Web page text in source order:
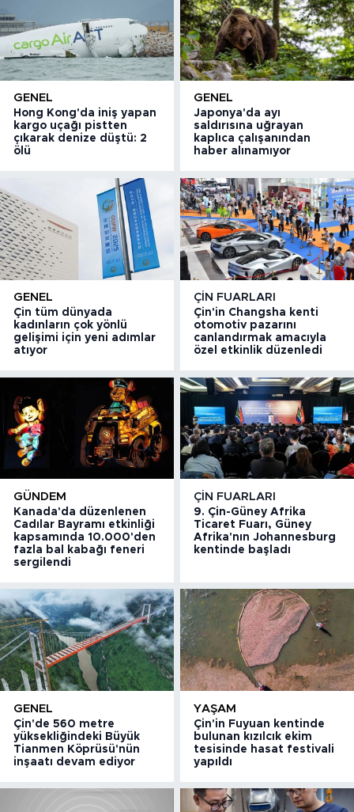
GENEL
Hong Kong'da iniş yapan
kargo uçağı pistten
çıkarak denize düştü: 2
ölü
GENEL
Japonya'da ayı
saldırısına uğrayan
kaplıca çalışanından
haber alınamıyor
GENEL
Çin tüm dünyada
kadınların çok yönlü
gelişimi için yeni adımlar
atıyor
ÇIN FUARLARI
Çin'in Changsha kenti
otomotiv pazarını
canlandırmak amacıyla
özel etkinlik düzenledi
GÜNDEM
Kanada'da düzenlenen
Cadılar Bayramı etkinliği
kapsamında 10.000'den
fazla bal kabağı feneri
sergilendi
ÇIN FUARLARI
9. Çin-Güney Afrika
Ticaret Fuarı, Güney
Afrika'nın Johannesburg
kentinde başladı
GENEL
Çin'de 560 metre
yüksekliğindeki Büyük
Tianmen Köprüsü'nün
inşaatı devam ediyor
YAŞAM
Çin'in Fuyuan kentinde
bulunan kızılcık ekim
tesisinde hasat festivali
yapıldı